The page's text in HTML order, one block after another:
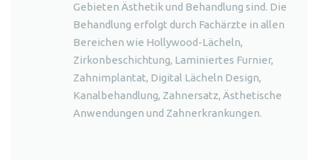
Gebieten Ästhetik und Behandlung sind. Die
Behandlung erfolgt durch Fachärzte in allen
Bereichen wie Hollywood-Lächeln,
Zirkonbeschichtung, Laminiertes Furnier,
Zahnimplantat, Digital Lächeln Design,
Kanalbehandlung, Zahnersatz, Ästhetische
Anwendungen und Zahnerkrankungen.